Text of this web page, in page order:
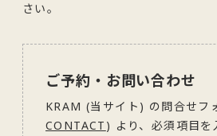
さい。
ご予約・お問い合わせ
KRAM (当サイト) の問合せフ
CONTACT ) より、必須項目を